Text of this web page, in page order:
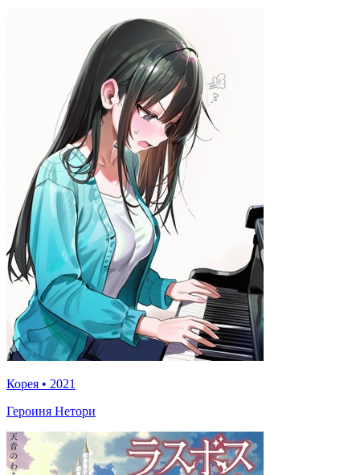
Корея • 2021
Героиня Нетори